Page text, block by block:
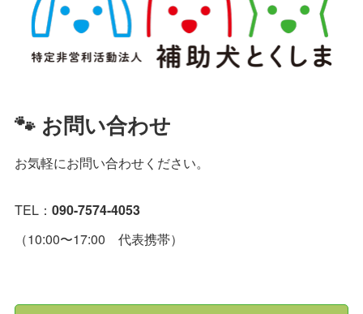
🐾 お問い合わせ
お気軽にお問い合わせください。
TEL：090-7574-4053
（10:00〜17:00 代表携帯）